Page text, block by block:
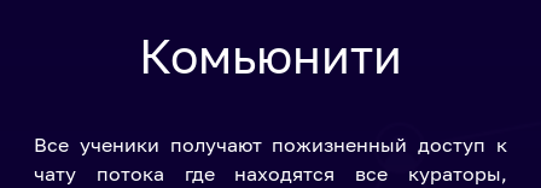
Комьюнити
Все ученики получают пожизненный доступ к
чату потока где находятся все кураторы,